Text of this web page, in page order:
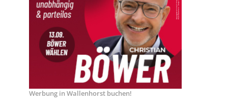
Werbung in Wallenhorst buchen!